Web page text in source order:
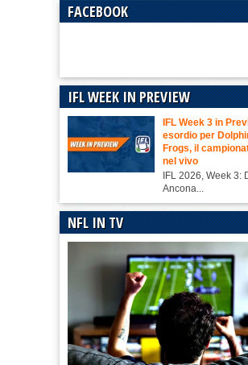
FACEBOOK
IFL WEEK IN PREVIEW
IFL Week 3 in
esordio per
Frogs, il
nel vivo
IFL 2026, Week 3:
Ancona...
NFL IN TV